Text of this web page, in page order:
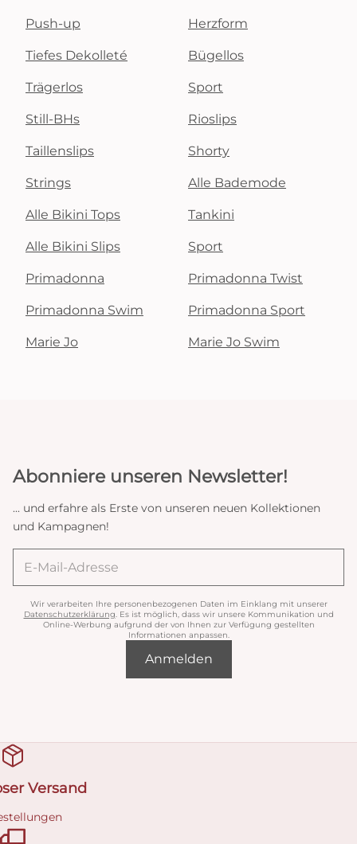
Push-up Herzform
Tiefes Dekolleté Bügellos
Trägerlos Sport
Still-BHs Rioslips
Taillenslips Shorty
Strings Alle Bademode
Alle Bikini Tops Tankini
Alle Bikini Slips Sport
Primadonna Primadonna Twist
Primadonna Swim Primadonna Sport
Marie Jo Marie Jo Swim
Abonniere unseren Newsletter!
... und erfahre als Erste von unseren neuen Kollektionen
und Kampagnen!
Wir verarbeiten Ihre personenbezogenen Daten im Einklang mit unserer
Datenschutzerklärung . Es ist möglich, dass wir unsere Kommunikation und
Online-Werbung aufgrund der von Ihnen zur Verfügung gestellten
Informationen anpassen.
Anmelden
Versand